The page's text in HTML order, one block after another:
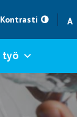
Kontrasti A
työ